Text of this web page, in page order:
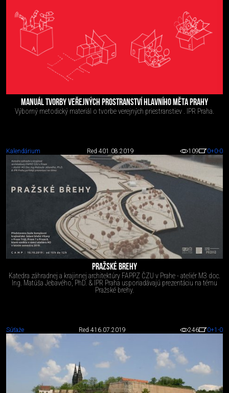
MANUÁL TVORBY VEŘEJNÝCH PROSTRANSTVÍ HLAVNÍHO MĚTA PRAHY
Výborný metodický materiál o tvorbe verejných priestranstiev . IPR Praha.
Kalendárium Red 401.08.2019 109 0+0-0
PRAŽSKÉ BREHY
Katedra záhradnej a krajinnej architektúry FAPPZ ČZU v Prahe - ateliér M3 doc.
Ing. Matúša Jebavého, PhD. & IPR Praha usporiadávajú prezentáciu na tému
Pražské brehy.
Súťaže Red 416.07.2019 246 0+1 -0